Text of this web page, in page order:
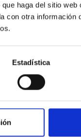
haga del sitio web
con otra información
Estadística